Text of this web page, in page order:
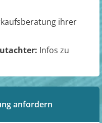
ihrer
Infos zu
anfordern